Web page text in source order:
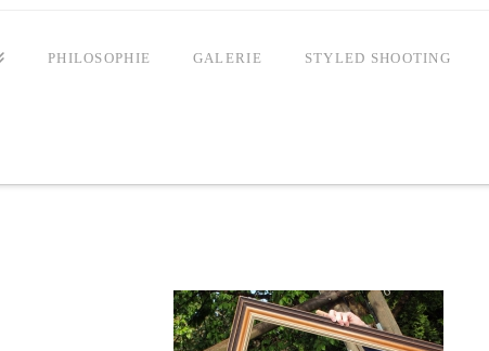
PHILOSOPHIE GALERIE STYLED SHOOTING